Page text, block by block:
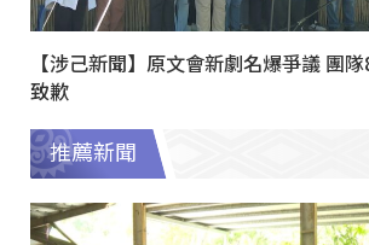
【涉己新聞】原文會新劇名爆爭議 團
致歉
推薦新聞